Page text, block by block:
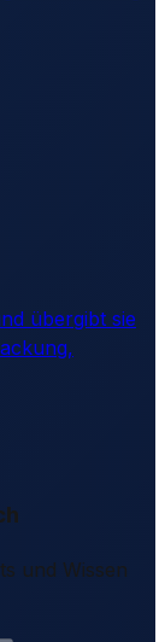
übergibt sie
und Wissen